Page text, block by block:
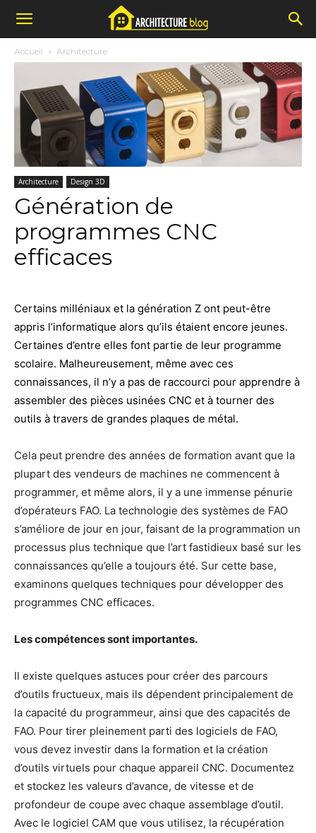
Accueil Architecture
Architecture Design 3D
Génération de
programmes CNC
efficaces
Certains milléniaux et la génération Z ont peut-être
appris l’informatique alors qu’ils étaient encore jeunes.
Certaines d’entre elles font partie de leur programme
scolaire. Malheureusement, même avec ces
connaissances, il n’y a pas de raccourci pour apprendre à
assembler des pièces usinées CNC et à tourner des
outils à travers de grandes plaques de métal.
Cela peut prendre des années de formation avant que la
plupart des vendeurs de machines ne commencent à
programmer, et même alors, il y a une immense pénurie
d’opérateurs FAO. La technologie des systèmes de FAO
s’améliore de jour en jour, faisant de la programmation un
processus plus technique que l’art fastidieux basé sur les
connaissances qu’elle a toujours été. Sur cette base,
examinons quelques techniques pour développer des
programmes CNC efficaces.
Les compétences sont importantes.
Il existe quelques astuces pour créer des parcours
d’outils fructueux, mais ils dépendent principalement de
la capacité du programmeur, ainsi que des capacités de
FAO. Pour tirer pleinement parti des logiciels de FAO,
vous devez investir dans la formation et la création
d’outils virtuels pour chaque appareil CNC. Documentez
et stockez les valeurs d’avance, de vitesse et de
profondeur de coupe avec chaque assemblage d’outil.
Avec le logiciel CAM que vous utilisez, la récupération